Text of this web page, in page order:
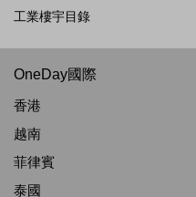
工業樓宇目錄
OneDay國際
香港
越南
菲律賓
泰國